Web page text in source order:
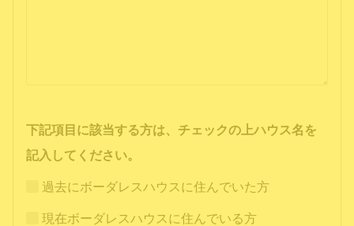
下記項目に該当する方は、チェックの上ハウス名を
記入してください。
過去にボーダレスハウスに住んでいた方
現在ボーダレスハウスに住んでいる方